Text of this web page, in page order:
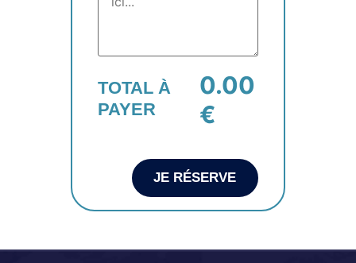
TOTAL À
PAYER
0.00
€
JE RÉSERVE